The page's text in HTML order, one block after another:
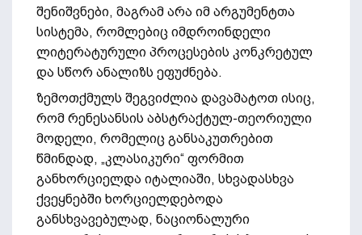
შენიშვნები, მაგრამ არა იმ არგუმენტთა
სისტემა, რომლებიც იმდროინდელი
ლიტერატურული პროცესების კონკრეტულ
და სწორ ანალიზს ეფუძნება.
ზემოთქმულს შეგვიძლია დავამატოთ ისიც,
რომ რენესანსის აბსტრაქტულ-თეორიული
მოდელი, რომელიც განსაკუთრებით
წმინდად, „კლასიკური“ ფორმით
განხორციელდა იტალიაში, სხვადასხვა
ქვეყნებში ხორციელდებოდა
განსხვავებულად, ნაციონალური